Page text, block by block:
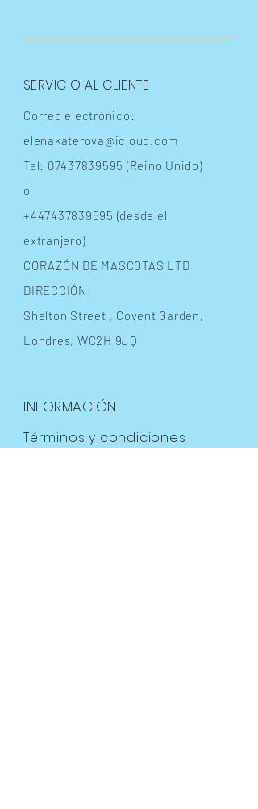
SERVICIO AL CLIENTE
Correo electrónico:
elenakaterova@icloud.com
Tel: 07437839595 (Reino Unido)
o
+447437839595 (desde el
extranjero)
CORAZÓN DE MASCOTAS LTD
DIRECCIÓN:
Shelton Street , Covent Garden,
Londres, WC2H 9JQ
INFORMACIÓN
Términos y condiciones